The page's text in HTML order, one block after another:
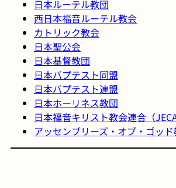
日本ルーテル教団
西日本福音ルーテル教会
カトリック教会
日本聖公会
日本基督教団
日本バプテスト同盟
日本バプテスト連盟
日本ホーリネス教団
日本福音キリスト教会連合（JECA
アッセンブリーズ・オブ・ゴッ